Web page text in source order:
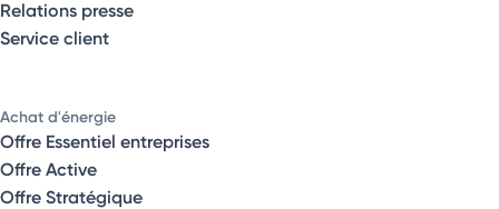
Relations presse
Service client
Achat d'énergie
Offre Essentiel entreprises
Offre Active
Offre Stratégique